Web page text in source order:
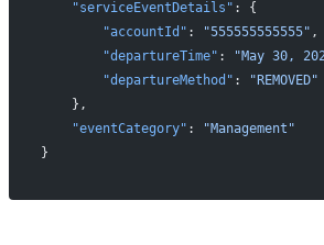
    "serviceEventDetails"
: {
        "accountId"
: "555555555555" ,
        "departureTime"
: "May 30,
        "departureMethod"
:
"REMOVED"
    },
    "eventCategory"
:
"Management"
}